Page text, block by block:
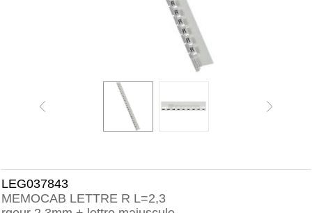
LEG037843
MEMOCAB LETTRE R L=2,3